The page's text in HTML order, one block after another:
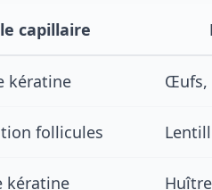
capillaire
kératine Œufs,
follicules
kératine